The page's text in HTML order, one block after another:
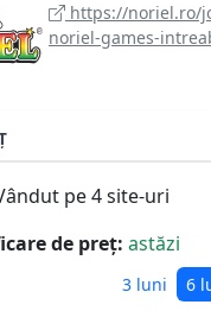
https://noriel.ro/
noriel-games-
pe 4 site-uri
de preț: astăzi
3 luni 6